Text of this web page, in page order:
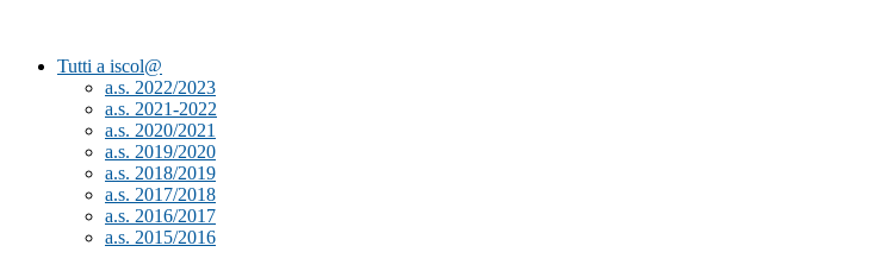
Tutti a iscol@
a.s. 2022/2023
a.s. 2021-2022
a.s. 2020/2021
a.s. 2019/2020
a.s. 2018/2019
a.s. 2017/2018
a.s. 2016/2017
a.s. 2015/2016